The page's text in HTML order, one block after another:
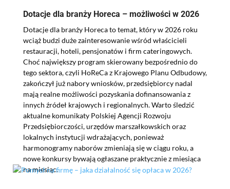
Dotacje dla branży Horeca – możliwości w 2026
Dotacje dla branży Horeca to temat, który w 2026 roku
wciąż budzi duże zainteresowanie wśród właścicieli
restauracji, hoteli, pensjonatów i firm cateringowych.
Choć największy program skierowany bezpośrednio do
tego sektora, czyli HoReCa z Krajowego Planu Odbudowy,
zakończył już nabory wniosków, przedsiębiorcy nadal
mają realne możliwości pozyskania dofinansowania z
innych źródeł krajowych i regionalnych. Warto śledzić
aktualne komunikaty Polskiej Agencji Rozwoju
Przedsiębiorczości, urzędów marszałkowskich oraz
lokalnych instytucji wdrażających, ponieważ
harmonogramy naborów zmieniają się w ciągu roku, a
nowe konkursy bywają ogłaszane praktycznie z miesiąca
na miesiąc.